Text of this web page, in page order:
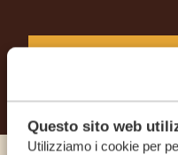
Questo sito web
Utilizziamo i cookie per